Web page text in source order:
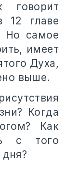
говорит
12 главе
Но самое
имеет
Духа,
выше.
Когда
Как
с того